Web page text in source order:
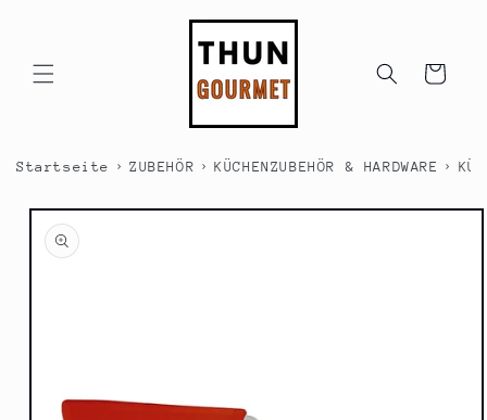
Warenkorb
Startseite › ZUBEHÖR › KÜCHENZUBEHÖR & HARDWARE ›